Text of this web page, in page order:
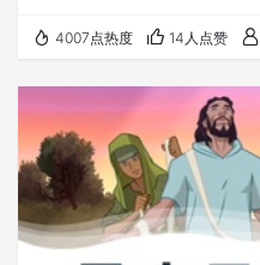
愿上帝的祝福借着祂的真道
灵魂。 欢迎您收听： 《神
容，尽在fuyin116.com；欢
站，不受微信的限制 本文链
4007点热度 14人点赞